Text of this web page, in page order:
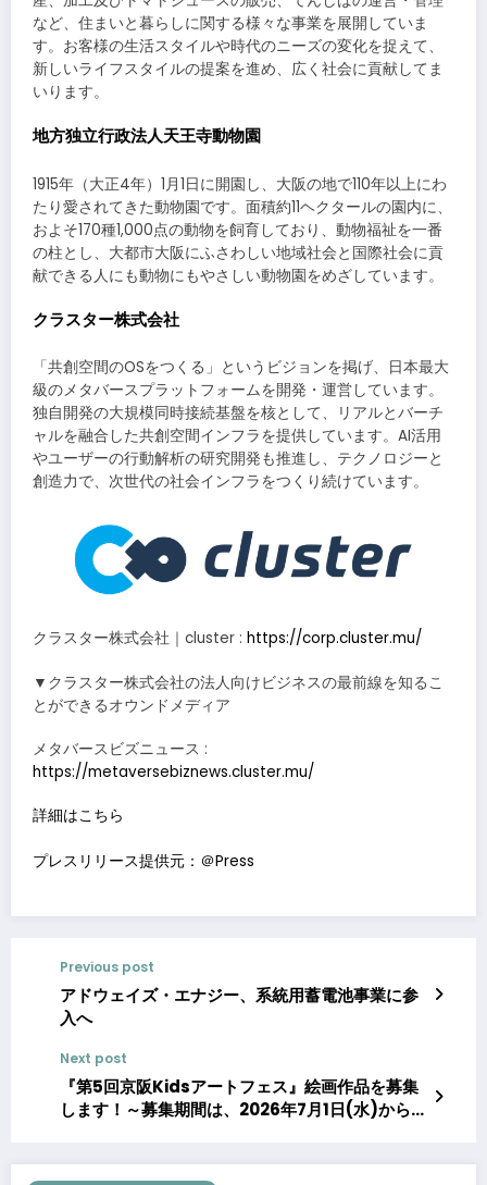
など、住まいと暮らしに関する様々な事業を展開していま
す。お客様の生活スタイルや時代のニーズの変化を捉えて、
新しいライフスタイルの提案を進め、広く社会に貢献してま
いります。
地方独立行政法人天王寺動物園
1915年（大正4年）1月1日に開園し、大阪の地で110年以上にわ
たり愛されてきた動物園です。面積約11ヘクタールの園内に、
およそ170種1,000点の動物を飼育しており、動物福祉を一番
の柱とし、大都市大阪にふさわしい地域社会と国際社会に貢
献できる人にも動物にもやさしい動物園をめざしています。
クラスター株式会社
「共創空間のOSをつくる」というビジョンを掲げ、日本最大
級のメタバースプラットフォームを開発・運営しています。
独自開発の大規模同時接続基盤を核として、リアルとバーチ
ャルを融合した共創空間インフラを提供しています。AI活用
やユーザーの行動解析の研究開発も推進し、テクノロジーと
創造力で、次世代の社会インフラをつくり続けています。
クラスター株式会社｜cluster : https://corp.cluster.mu/
▼クラスター株式会社の法人向けビジネスの最前線を知るこ
とができるオウンドメディア
メタバースビズニュース :
https://metaversebiznews.cluster.mu/
詳細はこちら
プレスリリース提供元：＠Press
Previous post
アドウェイズ・エナジー、系統用蓄電池事業に参
入へ
Next post
『第5回京阪Kidsアートフェス』絵画作品を募集
します！～募集期間は、2026年7月1日(水)から9